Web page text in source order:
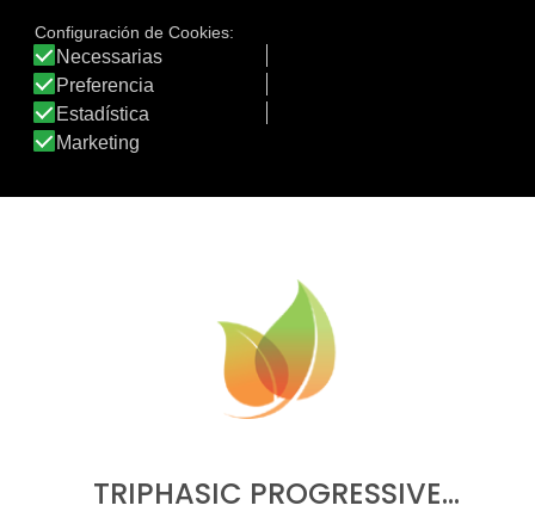
TRIPHASIC PROGRESSIVE…